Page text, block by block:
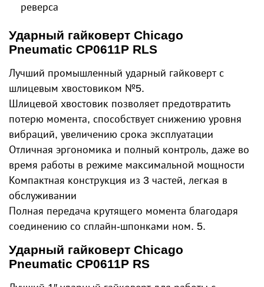
реверса
Ударный гайковерт Chicago
Pneumatic CP0611P RLS
Лучший промышленный ударный гайковерт с
шлицевым хвостовиком №5.
Шлицевой хвостовик позволяет предотвратить
потерю момента, способствует снижению уровня
вибраций, увеличению срока эксплуатации
Отличная эргономика и полный контроль, даже во
время работы в режиме максимальной мощности
Компактная конструкция из 3 частей, легкая в
обслуживании
Полная передача крутящего момента благодаря
соединению со сплайн-шпонками ном. 5.
Ударный гайковерт Chicago
Pneumatic CP0611P RS